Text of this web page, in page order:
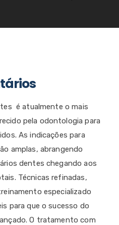
é atualmente o mais
pela odontologia para
As indicações para
amplas, abrangendo
dentes chegando aos
Técnicas refinadas,
especializado
para que o sucesso do
O tratamento com